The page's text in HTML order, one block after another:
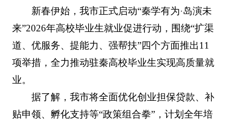
新春伊始，我市正式启动“秦学有为·岛演未
来”2026年高校毕业生就业促进行动，围绕“扩渠
道、优服务、提能力、强帮扶”四个方面推出11
项举措，全力推动驻秦高校毕业生实现高质量就
业。
据了解，我市将全面优化创业担保贷款、补
贴申领、孵化支持等“政策组合拳”，计划全年培